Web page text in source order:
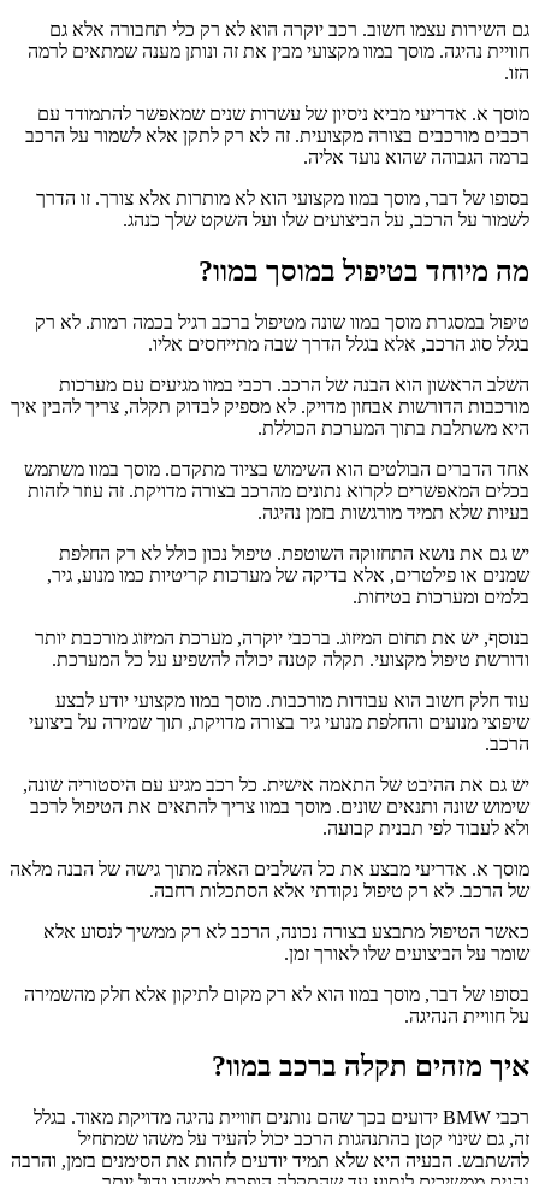
גם השירות עצמו חשוב. רכב יוקרה הוא לא רק כלי תחבורה אלא גם
חוויית נהיגה. מוסך במוו מקצועי מבין את זה ונותן מענה שמתאים לרמה
הזו.
מוסך א. אדריעי מביא ניסיון של עשרות שנים שמאפשר להתמודד עם
רכבים מורכבים בצורה מקצועית. זה לא רק לתקן אלא לשמור על הרכב
ברמה הגבוהה שהוא נועד אליה.
בסופו של דבר, מוסך במוו מקצועי הוא לא מותרות אלא צורך. זו הדרך
לשמור על הרכב, על הביצועים שלו ועל השקט שלך כנהג.
מה מיוחד בטיפול במוסך במוו?
טיפול במסגרת מוסך במוו שונה מטיפול ברכב רגיל בכמה רמות. לא רק
בגלל סוג הרכב, אלא בגלל הדרך שבה מתייחסים אליו.
השלב הראשון הוא הבנה של הרכב. רכבי במוו מגיעים עם מערכות
מורכבות הדורשות אבחון מדויק. לא מספיק לבדוק תקלה, צריך להבין איך
היא משתלבת בתוך המערכת הכוללת.
אחד הדברים הבולטים הוא השימוש בציוד מתקדם. מוסך במוו משתמש
בכלים המאפשרים לקרוא נתונים מהרכב בצורה מדויקת. זה עוזר לזהות
בעיות שלא תמיד מורגשות בזמן נהיגה.
יש גם את נושא התחזוקה השוטפת. טיפול נכון כולל לא רק החלפת
שמנים או פילטרים, אלא בדיקה של מערכות קריטיות כמו מנוע, גיר,
בלמים ומערכות בטיחות.
בנוסף, יש את תחום המיזוג. ברכבי יוקרה, מערכת המיזוג מורכבת יותר
ודורשת טיפול מקצועי. תקלה קטנה יכולה להשפיע על כל המערכת.
עוד חלק חשוב הוא עבודות מורכבות. מוסך במוו מקצועי יודע לבצע
שיפוצי מנועים והחלפת מנועי גיר בצורה מדויקת, תוך שמירה על ביצועי
הרכב.
יש גם את ההיבט של התאמה אישית. כל רכב מגיע עם היסטוריה שונה,
שימוש שונה ותנאים שונים. מוסך במוו צריך להתאים את הטיפול לרכב
ולא לעבוד לפי תבנית קבועה.
מוסך א. אדריעי מבצע את כל השלבים האלה מתוך גישה של הבנה מלאה
של הרכב. לא רק טיפול נקודתי אלא הסתכלות רחבה.
כאשר הטיפול מתבצע בצורה נכונה, הרכב לא רק ממשיך לנסוע אלא
שומר על הביצועים שלו לאורך זמן.
בסופו של דבר, מוסך במוו הוא לא רק מקום לתיקון אלא חלק מהשמירה
על חוויית הנהיגה.
איך מזהים תקלה ברכב במוו?
רכבי BMW ידועים בכך שהם נותנים חוויית נהיגה מדויקת מאוד. בגלל
זה, גם שינוי קטן בהתנהגות הרכב יכול להעיד על משהו שמתחיל
להשתבש. הבעיה היא שלא תמיד יודעים לזהות את הסימנים בזמן, והרבה